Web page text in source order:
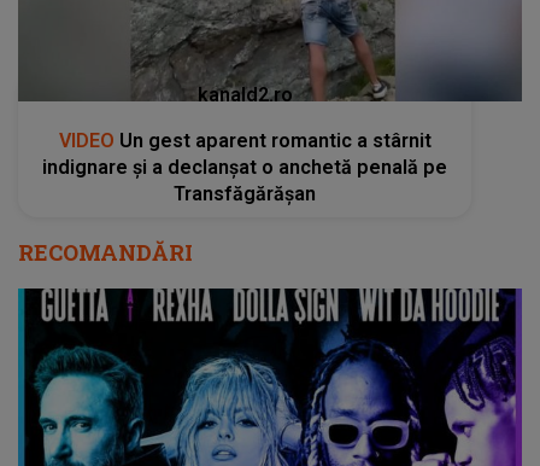
kanald2.ro
VIDEO Un gest aparent romantic a stârnit
indignare și a declanșat o anchetă penală pe
Transfăgărășan
RECOMANDĂRI